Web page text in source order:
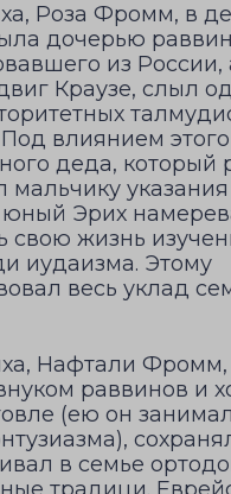
Роза Фромм, в
дочерью
из России,
Краузе, слыл
влиянием этого
деда, который
мальчику
Эрих
свою жизнь
иудаизма. Этому
весь уклад
Нафтали Фромм,
раввинов и
(ею он
в семье